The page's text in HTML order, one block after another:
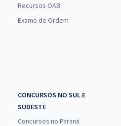
Recursos OAB
Exame de Ordem
CONCURSOS NO SUL E
SUDESTE
Concursos no Paraná